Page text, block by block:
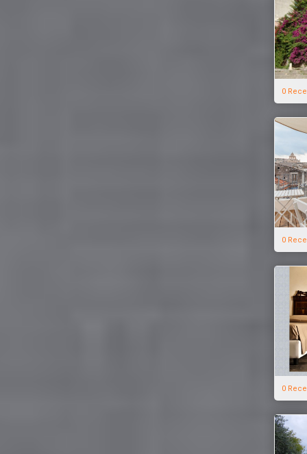
0
0
0